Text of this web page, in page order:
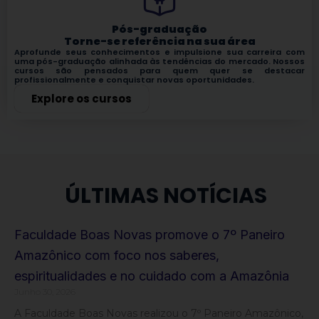
Pós-graduação
Torne-se referência na sua área
Aprofunde seus conhecimentos e impulsione sua carreira com
uma pós-graduação alinhada às tendências do mercado. Nossos
cursos são pensados para quem quer se destacar
profissionalmente e conquistar novas oportunidades.
Explore os cursos
ÚLTIMAS NOTÍCIAS
Faculdade Boas Novas promove o 7º Paneiro
Amazônico com foco nos saberes,
espiritualidades e no cuidado com a Amazônia
A Faculdade Boas Novas realizou o 7º Paneiro Amazônico,